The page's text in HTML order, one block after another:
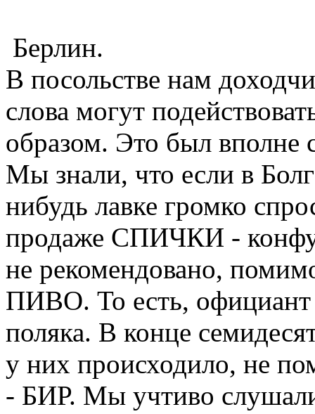
Берлин.
В посольстве нам
слова могут
образом. Это был вполне
Мы знали, что если в
нибудь лавке громко
продаже СПИЧКИ -
не рекомендовано,
ПИВО. То есть, официант
поляка. В конце
у них происходило, не
- БИР. Мы учтиво